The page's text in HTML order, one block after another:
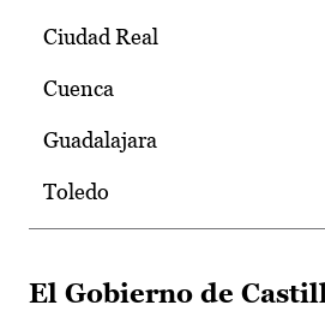
Ciudad Real
Cuenca
Guadalajara
Toledo
El Gobierno de